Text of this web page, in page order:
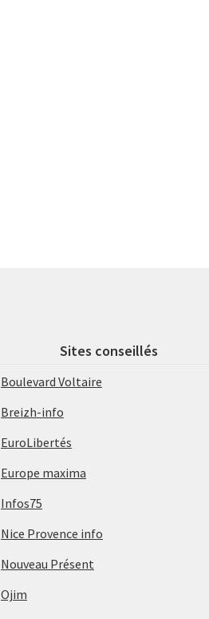
Sites conseillés
Boulevard Voltaire
Breizh-info
EuroLibertés
Europe maxima
Infos75
Nice Provence info
Nouveau Présent
Ojim